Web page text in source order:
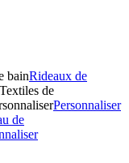
bainRideaux de
Textiles de
Personnaliser
de